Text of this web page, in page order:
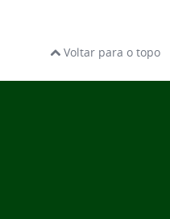
Voltar para o topo